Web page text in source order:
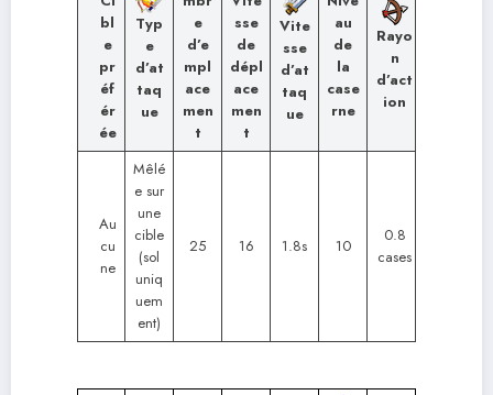
bl
e
pr
éf
ér
ée
Typ
e
d’at
taq
ue
e
d’e
mpl
ace
men
t
sse
de
dépl
ace
men
t
Vite
sse
d’at
taq
ue
au
de
la
case
rne
Rayo
n
d’act
ion
Au
cu
ne
Mêlé
e sur
une
cible
(sol
uniq
uem
ent)
25 16 1.8s 10
0.8
cases